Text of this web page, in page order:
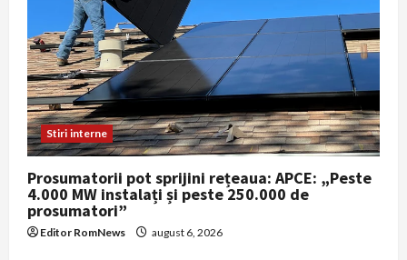
o
n
Stiri interne
Prosumatorii pot sprijini rețeaua: APCE: „Peste
4.000 MW instalați și peste 250.000 de
prosumatori”
Editor RomNews august 6, 2026